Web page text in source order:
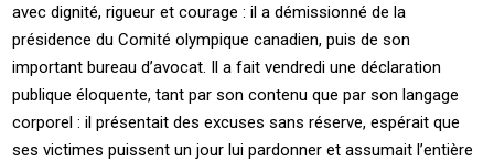
avec dignité, rigueur et courage : il a démissionné de la
présidence du Comité olympique canadien, puis de son
important bureau d’avocat. Il a fait vendredi une déclaration
publique éloquente, tant par son contenu que par son langage
corporel : il présentait des excuses sans réserve, espérait que
ses victimes puissent un jour lui pardonner et assumait l’entière